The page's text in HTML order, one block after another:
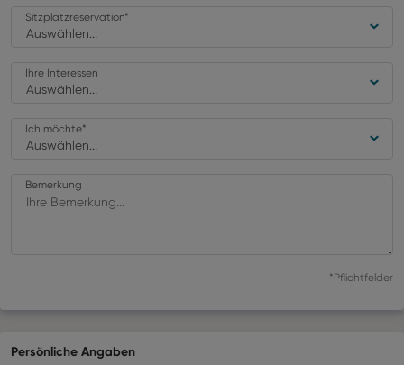
Auswählen...
Sitzplatzreservation*
Auswählen...
Ihre Interessen
Auswählen...
Ich möchte*
Bemerkung
*Pflichtfelder
Persönliche Angaben